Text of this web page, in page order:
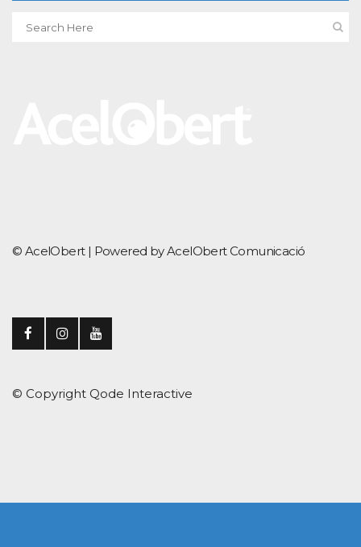
© AcelObert | Powered by AcelObert Comunicació
© Copyright Qode Interactive